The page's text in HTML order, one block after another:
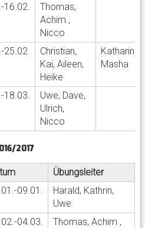
16.02.
Thomas,
Achim ,
Nicco
25.02
Christian,
Kai, Aileen,
Heike
Katharina,
Masha
18.03.
Uwe, Dave,
Ulrich,
Nicco
2017
Übungsleiter
09.01.
Harald, Kathrin,
Uwe
04.03.
Thomas, Achim ,